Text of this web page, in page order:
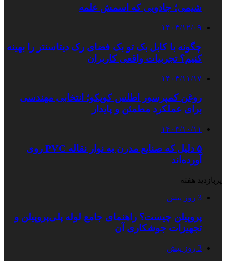
شیمی؛ جادویی که اسمش علمه
۱۴۰۳/۱۲/۰۹
چگونه با کابل بک تو بک فضای رک دیتاسنتر را بهینه
کنیم؟ تجربیات واقعی کاربران
۱۴۰۳/۱۱/۱۷
روغن کمپرسور اطلس کوپکو؛ انتخابی مهندسی
برای عملکرد مطمئن و پایدار
۱۴۰۳/۱۰/۱۱
۵ دلیل که صنایع مدرن به نوار نقاله PVC روی
آورده‌اند
پربازدید هفته
3 روز پیش
پروپیلن چیست؟ راهنمای جامع لوله پلی‌پروپیلن و
تجهیزات جوشکاری آن
3 روز پیش